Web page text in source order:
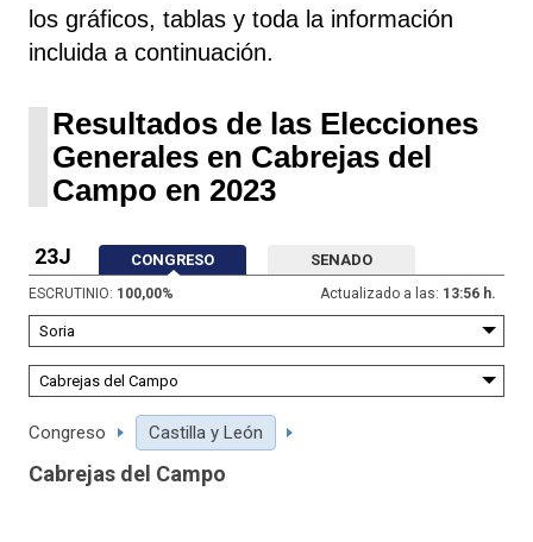
los gráficos, tablas y toda la información
incluida a continuación.
Resultados de las Elecciones
Generales en Cabrejas del
Campo en 2023
23J CONGRESO SENADO
ESCRUTINIO: 100,00% Actualizado a las: 13:56 h.
Congreso Castilla y León
Cabrejas del Campo